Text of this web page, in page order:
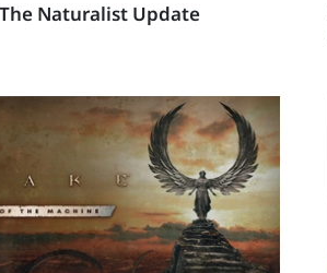
Naturalist Update